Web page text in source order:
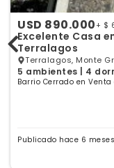
USD 890.000 + $
Excelente Casa
Terralagos
Terralagos, Monte
5 ambientes | 4
Barrio Cerrado en
Publicado hace 6 meses